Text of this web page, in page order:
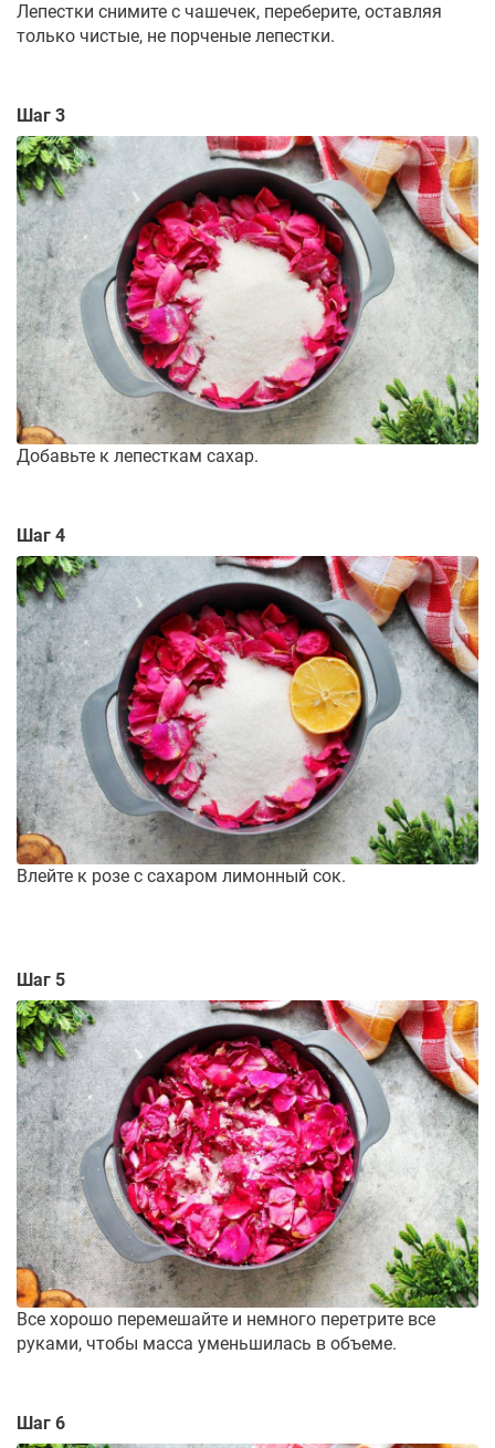
Лепестки снимите с чашечек, переберите, оставляя
только чистые, не порченые лепестки.
Шаг 3
Добавьте к лепесткам сахар.
Шаг 4
Влейте к розе с сахаром лимонный сок.
Шаг 5
Все хорошо перемешайте и немного перетрите все
руками, чтобы масса уменьшилась в объеме.
Шаг 6